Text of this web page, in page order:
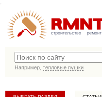
строительство ремонт
Например, тепловые пушки